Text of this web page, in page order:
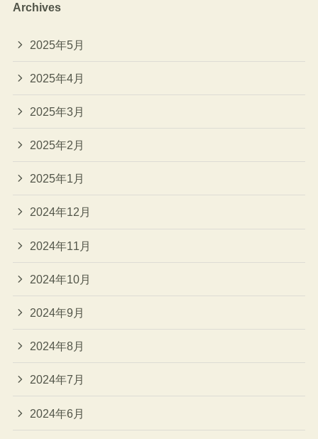
Archives
2025年5月
2025年4月
2025年3月
2025年2月
2025年1月
2024年12月
2024年11月
2024年10月
2024年9月
2024年8月
2024年7月
2024年6月